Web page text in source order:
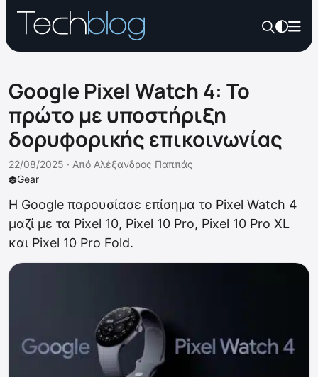
Google Pixel Watch 4: Το
πρώτο με υποστήριξη
δορυφορικής επικοινωνίας
Gear
22/08/2025 · Από Αλέξανδρος Παππάς
H Google παρουσίασε επίσημα το Pixel Watch 4
μαζί με τα Pixel 10, Pixel 10 Pro, Pixel 10 Pro XL
και Pixel 10 Pro Fold.